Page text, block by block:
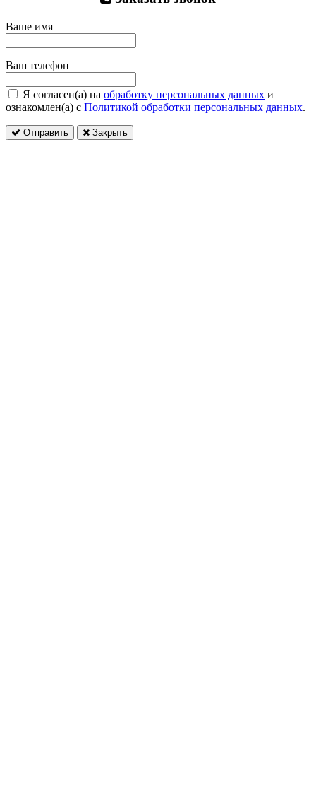
Ваше имя
Ваш телефон
Я согласен(а) на обработку персональных данных и
ознакомлен(а) с Политикой обработки персональных данных.
Отправить Закрыть